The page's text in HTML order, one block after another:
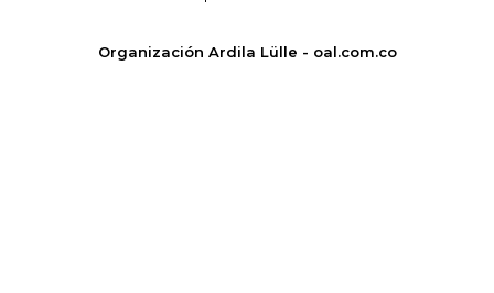
Organización Ardila Lülle - oal.com.co